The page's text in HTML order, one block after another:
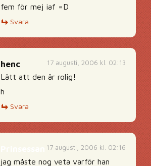
fem för mej iaf =D
Svara
17 augusti, 2006 kl. 02:13
henc
Lätt att den är rolig!
h
Svara
17 augusti, 2006 kl. 02:16
jag måste nog veta varför han